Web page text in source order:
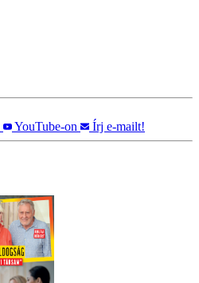
YouTube-on Írj e-mailt!